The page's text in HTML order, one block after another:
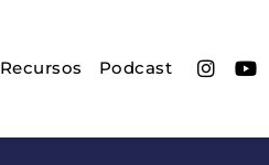
Recursos Podcast